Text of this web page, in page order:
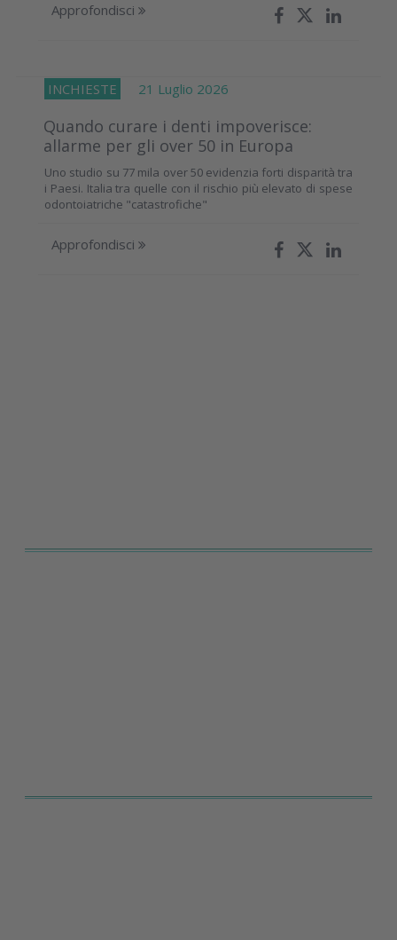
Approfondisci
INCHIESTE 21 Luglio 2026
Quando curare i denti impoverisce:
allarme per gli over 50 in Europa
Uno studio su 77 mila over 50 evidenzia forti disparità tra
i Paesi. Italia tra quelle con il rischio più elevato di spese
odontoiatriche "catastrofiche"
Approfondisci